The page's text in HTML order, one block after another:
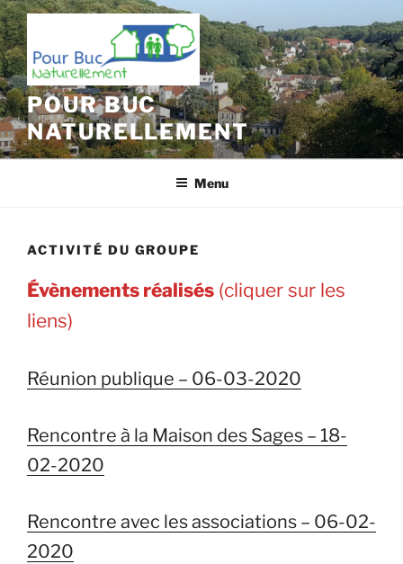
Aller
au
contenu
principal
POUR BUC
NATURELLEMENT
Menu
ACTIVITÉ DU GROUPE
Évènements réalisés (cliquer sur les
liens)
Réunion publique – 06-03-2020
Rencontre à la Maison des Sages – 18-
02-2020
Rencontre avec les associations – 06-02-
2020